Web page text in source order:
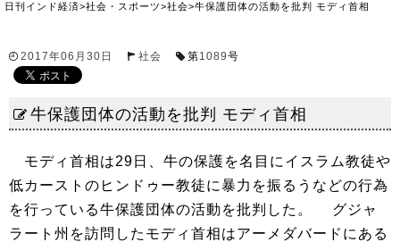
日刊インド経済>社会・スポーツ>社会>牛保護団体の活動を批判 モディ首相
2017年06月30日 社会 第1089号
牛保護団体の活動を批判 モディ首相
モディ首相は29日、牛の保護を名目にイスラム教徒や
低カーストのヒンドゥー教徒に暴力を振るうなどの行為
を行っている牛保護団体の活動を批判した。 グジャ
ラート州を訪問したモディ首相はアーメダバードにある